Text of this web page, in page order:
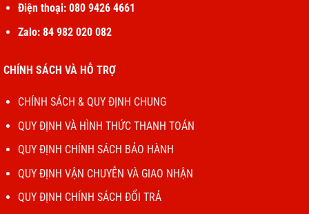
Điện thoại: 080 9426 4661
Zalo: 84 982 020 082
CHÍNH SÁCH VÀ HỖ TRỢ
CHÍNH SÁCH & QUY ĐỊNH CHUNG
QUY ĐỊNH VÀ HÌNH THỨC THANH TOÁN
QUY ĐỊNH CHÍNH SÁCH BẢO HÀNH
QUY ĐỊNH VẬN CHUYỄN VÀ GIAO NHẬN
QUY ĐỊNH CHÍNH SÁCH ĐỔI TRẢ